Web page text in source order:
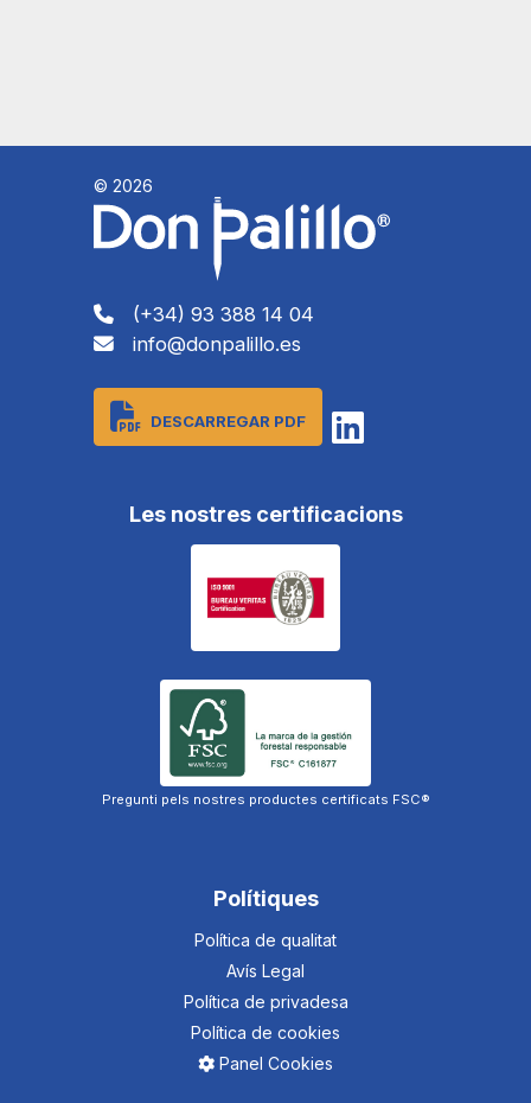
© 2026
(+34) 93 388 14 04
info@donpalillo.es
DESCARREGAR PDF
Les nostres certificacions
Pregunti pels nostres productes certificats FSC®
Polítiques
Política de qualitat
Avís Legal
Política de privadesa
Política de cookies
Panel Cookies